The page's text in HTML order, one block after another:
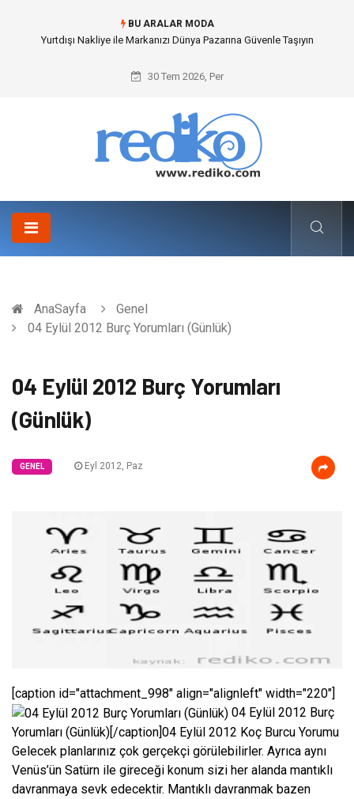
BU ARALAR MODA
İnternetsiz Bir Gün Nedir ve Neden Önemlidir?
30 Tem 2026, Per
AnaSayfa
Genel
04 Eylül 2012 Burç Yorumları (Günlük)
04 Eylül 2012 Burç Yorumları
(Günlük)
GENEL Eyl 2012, Paz
[caption id="attachment_998" align="alignleft" width="220"]
04 Eylül 2012 Burç
Yorumları (Günlük)[/caption]04 Eylül 2012 Koç Burcu Yorumu
Gelecek planlarınız çok gerçekçi görülebilirler. Ayrıca aynı
Venüs’ün Satürn ile gireceği konum sizi her alanda mantıklı
davranmaya sevk edecektir. Mantıklı davranmak bazen